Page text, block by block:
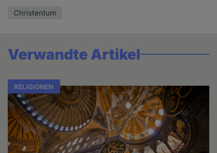
Christentum
Verwandte Artikel
RELIGIONEN